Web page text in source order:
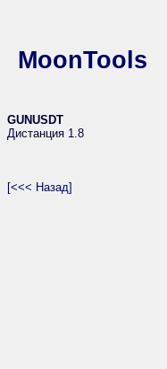
MoonTools
GUNUSDT
Дистанция 1.8
[<<< Назад]